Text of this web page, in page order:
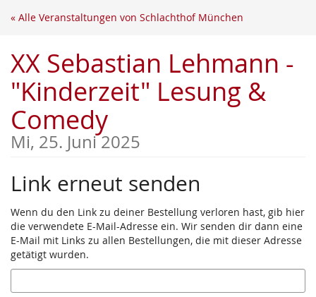
Zum
springen
« Alle Veranstaltungen von Schlachthof München
XX Sebastian Lehmann -
"Kinderzeit" Lesung &
Comedy
Mi, 25. Juni 2025
Link erneut senden
Wenn du den Link zu deiner Bestellung verloren hast, gib hier
die verwendete E-Mail-Adresse ein. Wir senden dir dann eine
E-Mail mit Links zu allen Bestellungen, die mit dieser Adresse
getätigt wurden.
E-
Mail